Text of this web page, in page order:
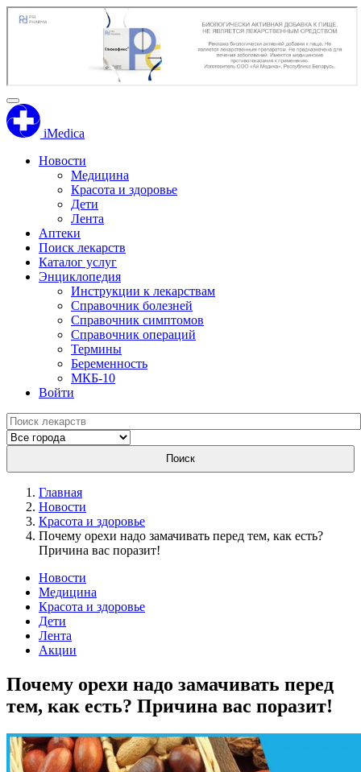
iMedica
Новости
Медицина
Красота и здоровье
Дети
Лента
Аптеки
Поиск лекарств
Каталог услуг
Энциклопедия
Инструкции к лекарствам
Справочник болезней
Справочник симптомов
Справочник операций
Термины
Беременность
МКБ-10
Войти
Поиск
Главная
Новости
Красота и здоровье
Почему орехи надо замачивать перед тем, как есть?
Причина вас поразит!
Новости
Медицина
Красота и здоровье
Дети
Лента
Акции
Почему орехи надо замачивать перед
тем, как есть? Причина вас поразит!